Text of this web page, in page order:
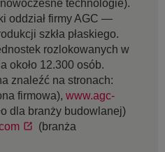
technologie).
oddział firmy AGC —
szkła płaskiego.
rozlokowanych w
około 12.300 osób.
znaleźć na stronach:
firmowa), www.agc-
dla branży budowlanej)
(branża